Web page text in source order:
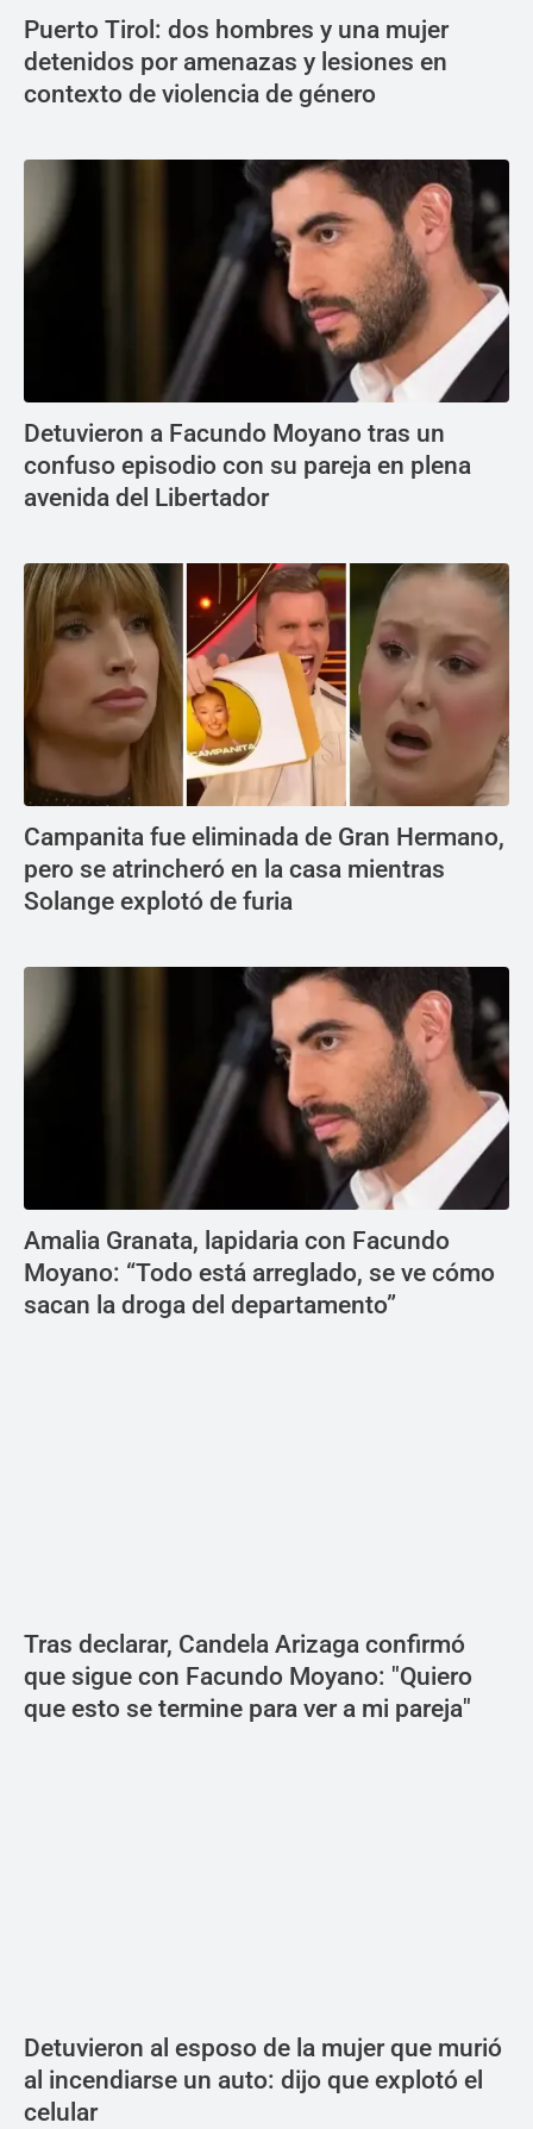
Puerto Tirol: dos hombres y una mujer
detenidos por amenazas y lesiones en
contexto de violencia de género
Detuvieron a Facundo Moyano tras un
confuso episodio con su pareja en plena
avenida del Libertador
Campanita fue eliminada de Gran Hermano,
pero se atrincheró en la casa mientras
Solange explotó de furia
Amalia Granata, lapidaria con Facundo
Moyano: “Todo está arreglado, se ve cómo
sacan la droga del departamento”
Tras declarar, Candela Arizaga confirmó
que sigue con Facundo Moyano: "Quiero
que esto se termine para ver a mi pareja"
Detuvieron al esposo de la mujer que murió
al incendiarse un auto: dijo que explotó el
celular